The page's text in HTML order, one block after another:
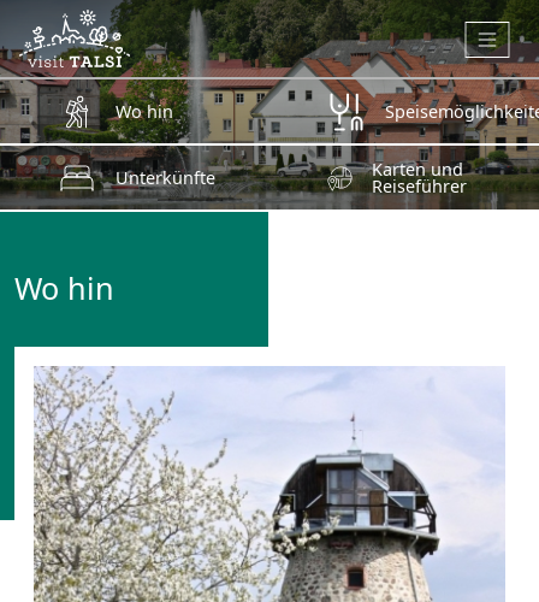
Zum Hauptinhalt springen
Wo hin
Unterkünfte Karten und
Reiseführer
Wo hin